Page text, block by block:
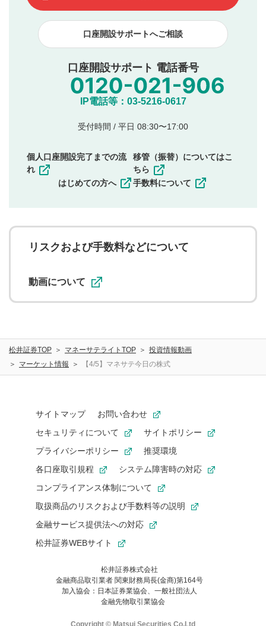
下記の項目に該当すると判断された投稿内容は、掲載を
見合わせる場合がございます。
本動画コンテンツとは無関係の内容の投稿
他者への誹謗中傷や差別的表現投稿
公序良俗に反する内容の投稿
氏名、住所、電話番号など個人を特定できる情報の
他のサイトへの誘導や営利目的、広告・宣伝を目
他者の権利（商標、著作権、その他の知的財産
同一内容の多重投稿
その他当社が不適切と判断した投稿
一度投稿した評価およびコメントの変更・削除はできま
ことを承諾したものとします。また、利用者は、コメント
に関する著作者人格権を行使しないことに同意します。利
用者が投稿したコメントは、当社サービスの広告・宣伝、
ることがあります。
口座開設サポートへご相談
口座開設サポート 電話番号
IP電話等：03-5216-0617
受付時間 / 平日 08:30〜17:00
個人口座開設完了までの流
れ
はじめての方へ
移管（振替）についてはこ
ちら
手数料について
リスクおよび手数料などについて
動画について
松井証券TOP マネーサテライトTOP
投資情報動画
マーケット情報
【4/5】マネサテ今日の株式
サイトマップ
お問い合わせ
セキュリティについて
サイトポリシー
プライバシーポリシー
推奨環境
各口座取引規程
システム障害時の対応
コンプライアンス体制について
取扱商品のリスクおよび手数料等の説明
金融サービス提供法への対応
松井証券WEBサイト
松井証券株式会社
金融商品取引業者 関東財務局長(金商)第164号
加入協会：日本証券業協会、一般社団法人
金融先物取引業協会
Copyright © Matsui Securities Co,Ltd
お気に入り機能は松井証券の会員限定の機能です。
お気に入り登録いただくと、後からいつでもお気に入りのコンテ
ンツを一覧でご確認いただけます。
ご利用いただくには口座開設が必要です。